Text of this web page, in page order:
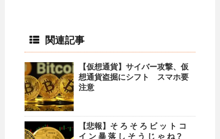
関連記事
【仮想通貨】サイバー攻撃、仮
想通貨盗掘にシフト スマホ要
注意
【悲報】そ ろ そ ろ ビ ッ ト コ
イ ン 暴 落 し そ う じ ゃ ね ?